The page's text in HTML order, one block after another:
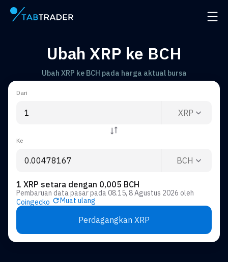
Halaman utama Buka
Ubah XRP ke BCH
Ubah XRP ke BCH pada harga aktual bursa
Dari
XRP
Ke
BCH
1 XRP setara dengan 0,005 BCH
Pembaruan data pasar pada08.15, 8 Agustus 2026 oleh
Coingecko
Muat ulang
Perdagangkan XRP